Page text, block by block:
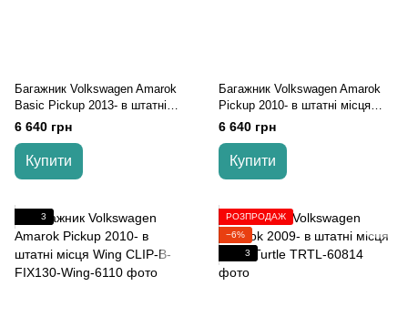
Багажник Volkswagen Amarok
Basic Pickup 2013- в штатні
місця Wing
6 640 грн
Купити
Багажник Volkswagen Amarok
Pickup 2010- в штатні місця
Wing
6 640 грн
Купити
3
РОЗПРОДАЖ
−6%
3